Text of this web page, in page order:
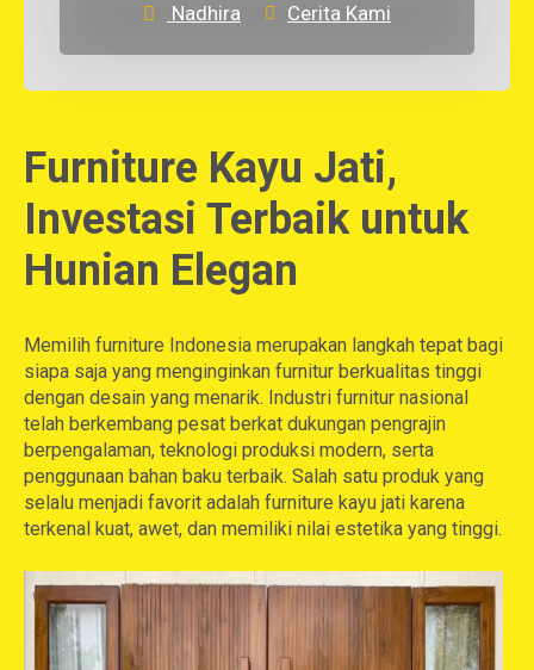
Nadhira Cerita Kami
Furniture Kayu Jati,
Investasi Terbaik untuk
Hunian Elegan
Memilih furniture Indonesia merupakan langkah tepat bagi
siapa saja yang menginginkan furnitur berkualitas tinggi
dengan desain yang menarik. Industri furnitur nasional
telah berkembang pesat berkat dukungan pengrajin
berpengalaman, teknologi produksi modern, serta
penggunaan bahan baku terbaik. Salah satu produk yang
selalu menjadi favorit adalah furniture kayu jati karena
terkenal kuat, awet, dan memiliki nilai estetika yang tinggi.